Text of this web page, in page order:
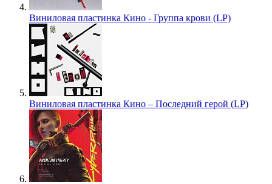
Виниловая пластинка Кино - Группа крови (LP)
Виниловая пластинка Кино – Последний герой (LP)